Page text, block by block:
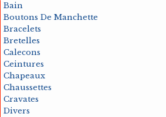
Bain
Boutons De Manchette
Bracelets
Bretelles
Calecons
Ceintures
Chapeaux
Chaussettes
Cravates
Divers